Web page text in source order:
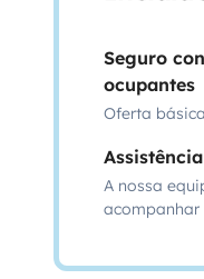
Seguro
ocupantes
Oferta
A nossa
acompanhar